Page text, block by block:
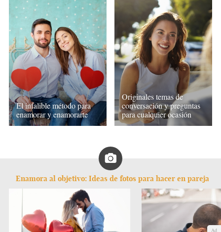
El infalible método para
enamorar y enamorarte
Originales temas de
conversación y preguntas
para cualquier ocasión
Enamora al objetivo: Ideas de fotos para hacer en pareja
Ad